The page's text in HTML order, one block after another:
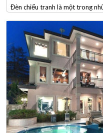
Đèn chiếu tranh là một trong